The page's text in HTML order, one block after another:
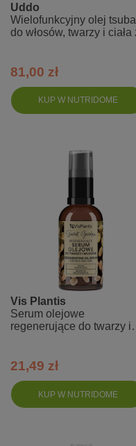
KUP W NUTRIDOME
Uddo
Wielofunkcyjny olej
do włosów, twarzy i ciała
81,00 zł
KUP W NUTRIDOME
Vis Plantis
Serum olejowe
regenerujące do twarzy i
21,49 zł